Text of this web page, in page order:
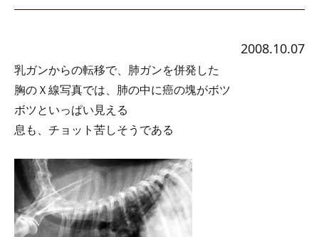
2008.10.07
乳ガンからの転移で、肺ガンを併発した
胸のＸ線写真では、肺の中に癌の塊がボツ
ボツといっぱい見える
息も、チョット苦しそうである